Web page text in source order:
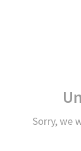
Sorry, we